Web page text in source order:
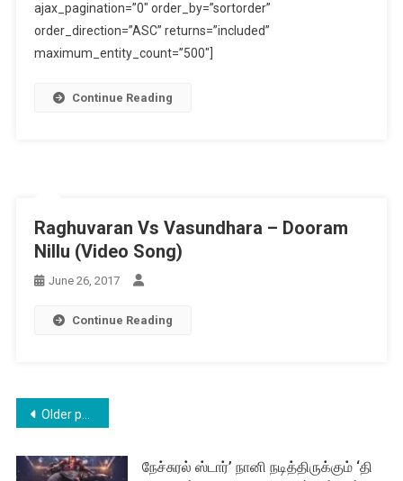
ajax_pagination=”0″ order_by=”sortorder”
order_direction=”ASC” returns=”included”
maximum_entity_count=”500″]
Continue Reading
Raghuvaran Vs Vasundhara – Dooram
Nillu (Video Song)
June 26, 2017
Continue Reading
Posts
navigation
Older posts
நேச்சுரல் ஸ்டார்’ நானி நடித்திருக்கும் ‘தி